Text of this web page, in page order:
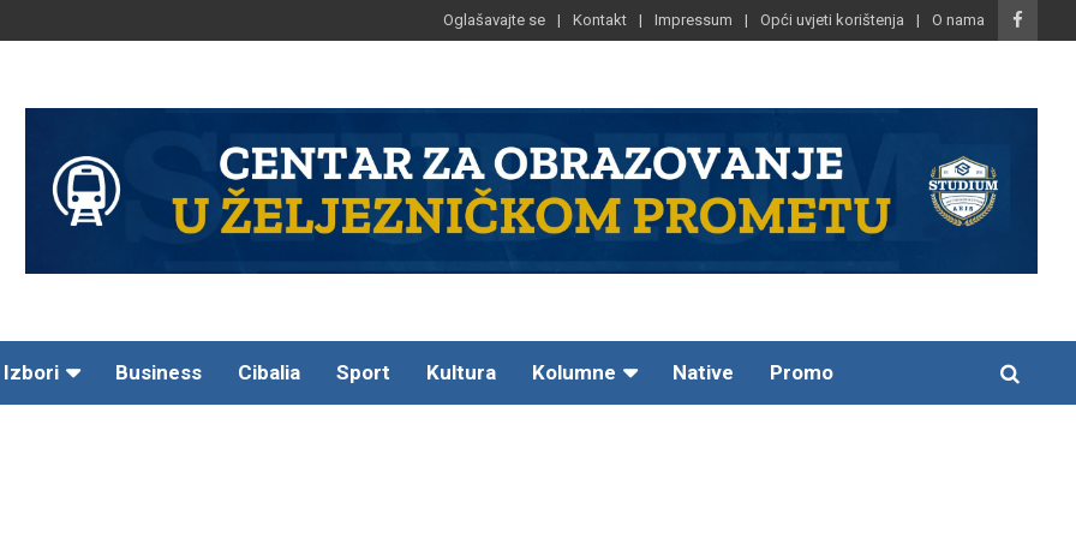
Oglašavajte se Kontakt Impressum Opći uvjeti korištenja O nama
Izbori Business Cibalia Sport Kultura Kolumne Native Promo